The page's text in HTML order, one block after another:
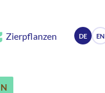
Zierpflanzen DE EN